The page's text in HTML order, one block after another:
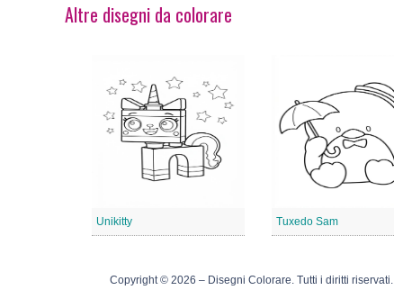
Altre disegni da colorare
Unikitty Tuxedo Sam
Copyright © 2026 – Disegni Colorare. Tutti i diritti riservati.